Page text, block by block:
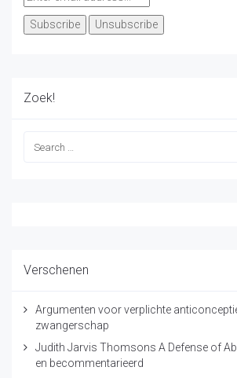
Zoek!
Verschenen
Argumenten voor verplichte
zwangerschap
Judith Jarvis Thomsons A Defense of
en becommentarieerd